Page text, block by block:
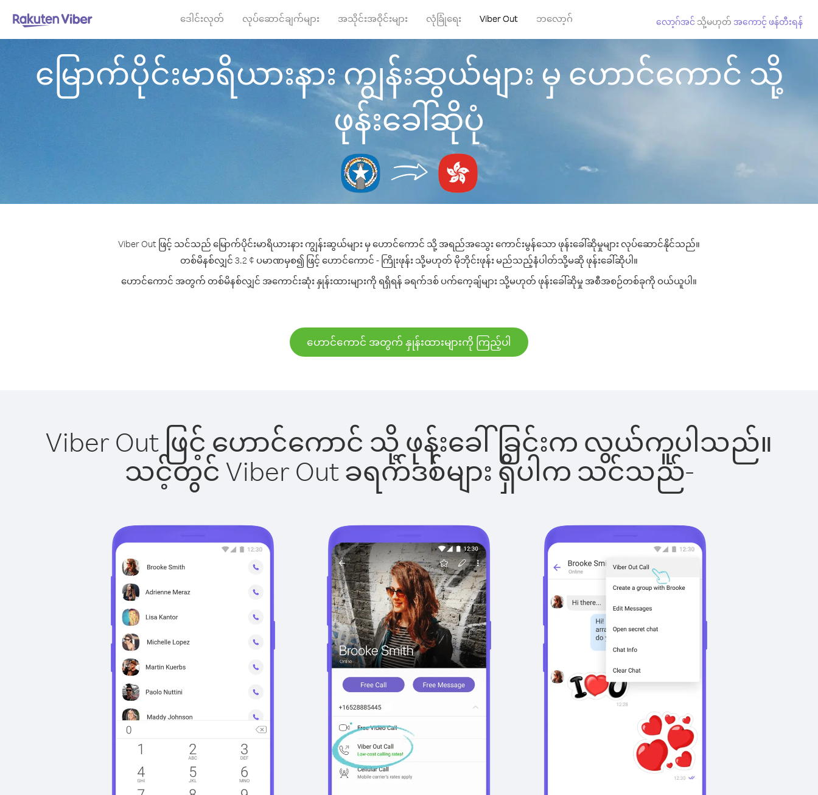
ဒေါင်းလုတ် လုပ်ဆောင်ချက်များ အသိုင်းအဝိုင်းများ လုံခြုံရေး Viber Out ဘလော့ဂ် လော့ဂ်အင် သို့မဟုတ် အကောင့် ဖန်တီးရန်
မြောက်ပိုင်းမာရိယားနား ကျွန်းဆွယ်များ မှ ဟောင်ကောင် သို့
ဖုန်းခေါ်ဆိုပုံ
Viber Out ဖြင့် သင်သည် မြောက်ပိုင်းမာရိယားနား ကျွန်းဆွယ်များ မှ ဟောင်ကောင် သို့ အရည်အသွေး ကောင်းမွန်သော ဖုန်းခေါ်ဆိုမှုများ လုပ်ဆောင်နိုင်သည်။
တစ်မိနစ်လျှင် 3.2 ¢ ပမာဏမှစ၍ ဖြင့် ဟောင်ကောင် - ကြိုးဖုန်း သို့မဟုတ် မိုဘိုင်းဖုန်း မည်သည့်နံပါတ်သို့မဆို ဖုန်းခေါ်ဆိုပါ။
ဟောင်ကောင် အတွက် တစ်မိနစ်လျှင် အကောင်းဆုံး နှုန်းထားများကို ရရှိရန် ခရက်ဒစ် ပက်ကေ့ချ်များ သို့မဟုတ် ဖုန်းခေါ်ဆိုမှု အစီအစဉ်တစ်ခုကို ဝယ်ယူပါ။
ဟောင်ကောင် အတွက် နှုန်းထားများကို ကြည့်ပါ
Viber Out ဖြင့် ဟောင်ကောင် သို့ ဖုန်းခေါ်ခြင်းက လွယ်ကူပါသည်။
သင့်တွင် Viber Out ခရက်ဒစ်များ ရှိပါက သင်သည်-